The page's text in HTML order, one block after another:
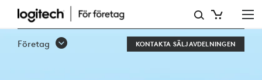
LOGITECH
TAP
Företag KONTAKTA SÄLJAVDELNINGEN